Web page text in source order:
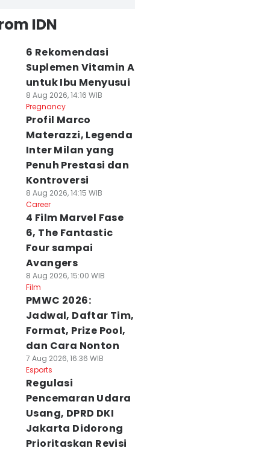
IDN
6 Rekomendasi
Suplemen Vitamin A
untuk Ibu Menyusui
8 Aug 2026, 14:16 WIB
Pregnancy
Profil Marco
Materazzi, Legenda
Inter Milan yang
Penuh Prestasi dan
Kontroversi
8 Aug 2026, 14:15 WIB
Career
4 Film Marvel Fase
6, The Fantastic
Four sampai
Avangers
8 Aug 2026, 15:00 WIB
Film
PMWC 2026:
Jadwal, Daftar Tim,
Format, Prize Pool,
dan Cara Nonton
7 Aug 2026, 16:36 WIB
Esports
Regulasi
Pencemaran Udara
Usang, DPRD DKI
Jakarta Didorong
Prioritaskan Revisi